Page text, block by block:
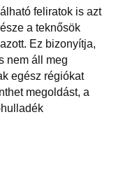
feliratok is azt
a teknősök
Ez bizonyítja,
nem áll meg
egész régiókat
megoldást, a